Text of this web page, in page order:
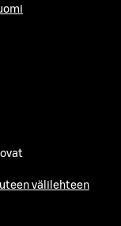
välilehteen